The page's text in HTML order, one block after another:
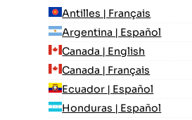
Antilles | Français
Argentina | Español
Canada | English
Canada | Français
Ecuador | Español
Honduras | Español